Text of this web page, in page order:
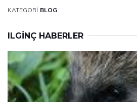
KATEGORI BLOG
ILGINÇ HABERLER